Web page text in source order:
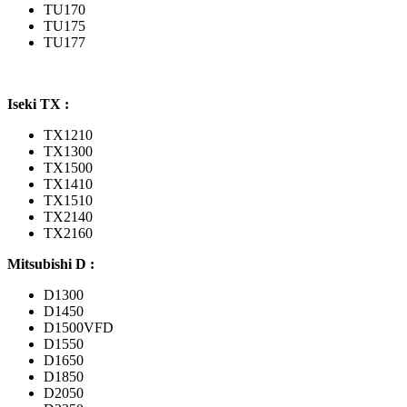
TU170
TU175
TU177
Iseki TX :
TX1210
TX1300
TX1500
TX1410
TX1510
TX2140
TX2160
Mitsubishi D :
D1300
D1450
D1500VFD
D1550
D1650
D1850
D2050